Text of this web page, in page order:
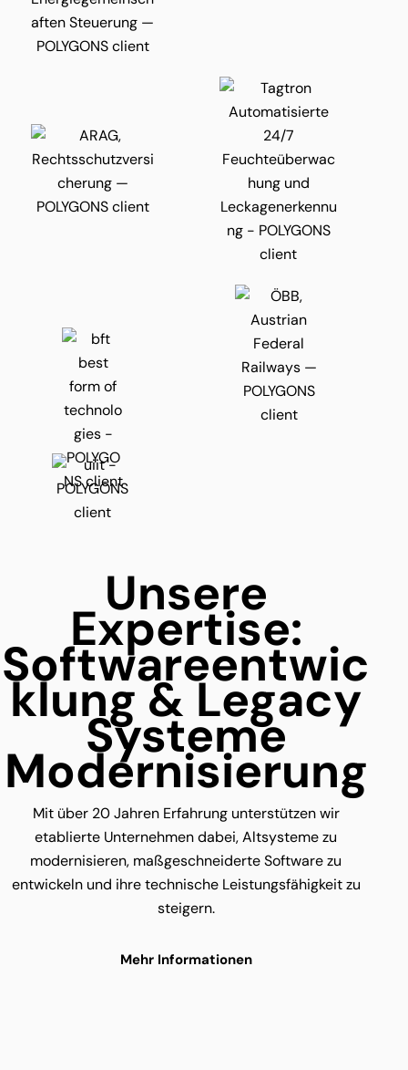
Unsere
Expertise:
Softwareentwic
klung & Legacy
Systeme
Modernisierung
Mit über 20 Jahren Erfahrung unterstützen wir
etablierte Unternehmen dabei, Altsysteme zu
modernisieren, maßgeschneiderte Software zu
entwickeln und ihre technische Leistungsfähigkeit zu
steigern.
Mehr Informationen